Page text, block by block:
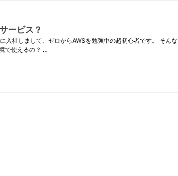
ービス？
社しまして、ゼロからAWSを勉強中の超初心者です。 そん
で使えるの？ …